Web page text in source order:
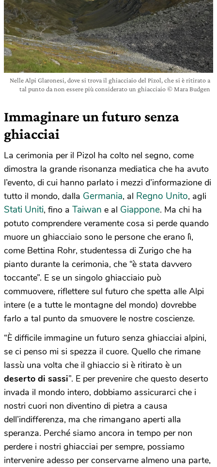
Nelle Alpi Glaronesi, dove si trova il ghiacciaio del Pizol, che si è ritirato a
tal punto da non essere più considerato un ghiacciaio © Mara Budgen
Immaginare un futuro senza
ghiacciai
La cerimonia per il Pizol ha colto nel segno, come
dimostra la grande risonanza mediatica che ha avuto
l’evento, di cui hanno parlato i mezzi d’informazione di
tutto il mondo, dalla Germania, al Regno Unito, agli
Stati Uniti, fino a Taiwan e al Giappone. Ma chi ha
potuto comprendere veramente cosa si perde quando
muore un ghiacciaio sono le persone che erano lì,
come Bettina Rohr, studentessa di Zurigo che ha
pianto durante la cerimonia, che “è stata davvero
toccante”. E se un singolo ghiacciaio può
commuovere, riflettere sul futuro che spetta alle Alpi
intere (e a tutte le montagne del mondo) dovrebbe
farlo a tal punto da smuovere le nostre coscienze.
“È difficile immagine un futuro senza ghiacciai alpini,
se ci penso mi si spezza il cuore. Quello che rimane
lassù una volta che il ghiaccio si è ritirato è un
deserto di sassi”. E per prevenire che questo deserto
invada il mondo intero, dobbiamo assicurarci che i
nostri cuori non diventino di pietra a causa
dell’indifferenza, ma che rimangano aperti alla
speranza. Perché siamo ancora in tempo per non
perdere i nostri ghiacciai per sempre, possiamo
intervenire adesso per conservarne almeno una parte,